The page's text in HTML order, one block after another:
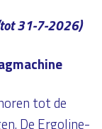
(tot 31-7-2026)
tot de
De Ergoline-